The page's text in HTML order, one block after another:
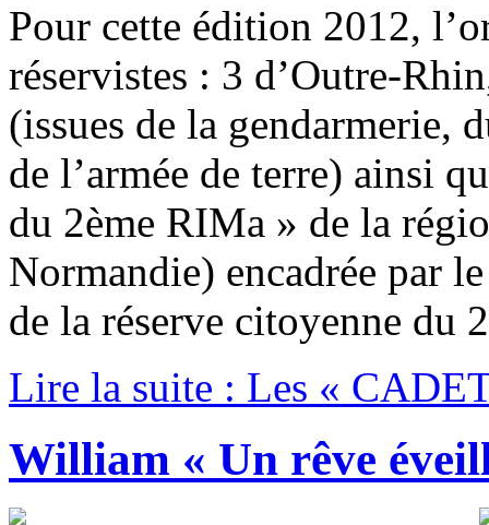
Pour cette édition 2012,
réservistes : 3 d’Outre-
(issues de la gendarmerie,
de l’armée de terre) ainsi
du 2ème RIMa » de la
Normandie) encadrée par
de la réserve citoyenne du
Lire la suite : Les «
William « Un rêve